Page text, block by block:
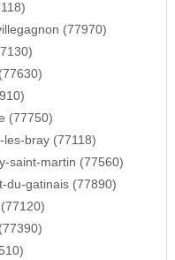
(77970)
(77750)
les-bray (77118)
saint-martin (77560)
du-gatinais (77890)